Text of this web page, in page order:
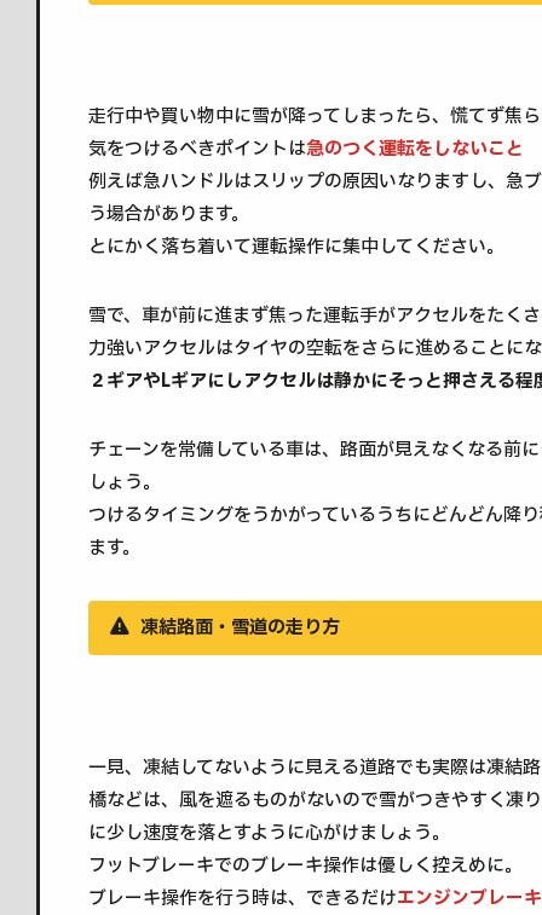
走行中や買い物中に雪が降ってしまったら、慌てず焦
気をつけるべきポイントは急のつく運転をしないこと
例えば急ハンドルはスリップの原因いなりますし、急
う場合があります。
とにかく落ち着いて運転操作に集中してください。
雪で、車が前に進まず焦った運転手がアクセルをたく
力強いアクセルはタイヤの空転をさらに進めることに
２ギアやLギアにしアクセルは静かにそっと押さえる程
チェーンを常備している車は、路面が見えなくなる前
しょう。
つけるタイミングをうかがっているうちにどんどん降
ます。
凍結路面・雪道の走り方
一見、凍結してないように見える道路でも実際は凍結
橋などは、風を遮るものがないので雪がつきやすく凍
に少し速度を落とすように心がけましょう。
フットブレーキでのブレーキ操作は優しく控えめに。
ブレーキ操作を行う時は、できるだけエンジンブレーキ